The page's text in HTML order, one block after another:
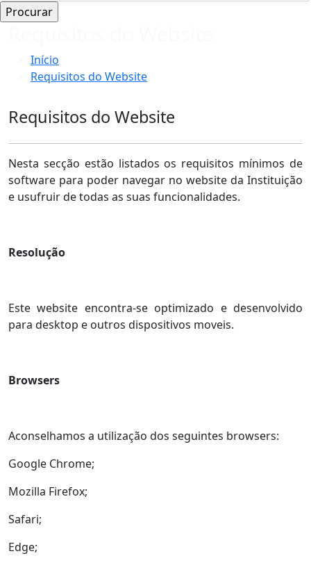
Início
Requisitos do Website
Requisitos do Website
Nesta secção estão listados os requisitos mínimos de
software para poder navegar no website da Instituição
e usufruir de todas as suas funcionalidades.
Resolução
Este website encontra-se optimizado e desenvolvido
para desktop e outros dispositivos moveis.
Browsers
Aconselhamos a utilização dos seguintes browsers:
Google Chrome;
Mozilla Firefox;
Safari;
Edge;